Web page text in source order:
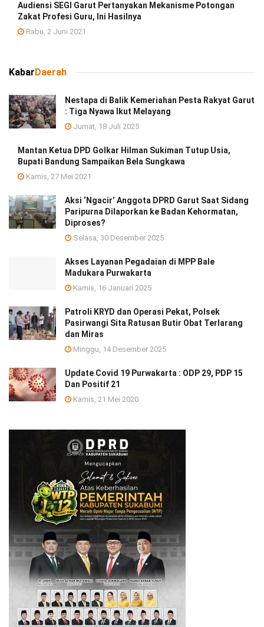
Audiensi SEGI Garut Pertanyakan Mekanisme Potongan
Zakat Profesi Guru, Ini Hasilnya
Rabu, 2 Juni 2021
Kabar Daerah
Nestapa di Balik Kemeriahan Pesta Rakyat Garut
: Tiga Nyawa Ikut Melayang
Jumat, 18 Juli 2025
Mantan Ketua DPD Golkar Hilman Sukiman Tutup Usia,
Bupati Bandung Sampaikan Bela Sungkawa
Kamis, 27 Mei 2021
Aksi ‘Ngacir’ Anggota DPRD Garut Saat Sidang
Paripurna Dilaporkan ke Badan Kehormatan,
Diproses?
Selasa, 30 Desember 2025
Akses Layanan Pegadaian di MPP Bale
Madukara Purwakarta
Kamis, 16 Januari 2025
Patroli KRYD dan Operasi Pekat, Polsek
Pasirwangi Sita Ratusan Butir Obat Terlarang
dan Miras
Minggu, 14 Desember 2025
Update Covid 19 Purwakarta : ODP 29, PDP 15
Dan Positif 21
Kamis, 21 Mei 2020